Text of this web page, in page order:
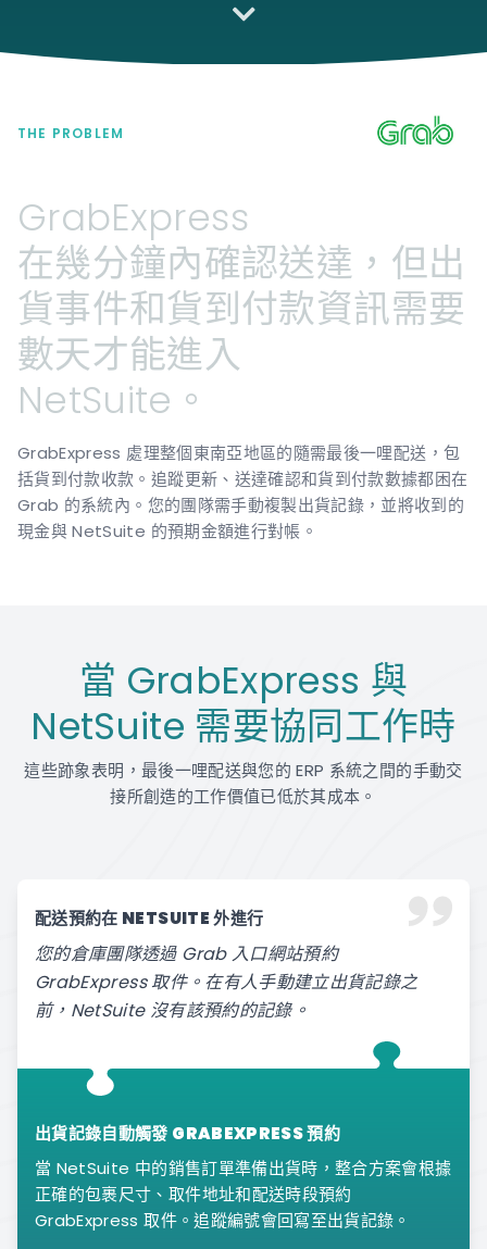
THE PROBLEM
GrabExpress
在幾分鐘內確認送達，但出
貨事件和貨到付款資訊需要
數天才能進入
NetSuite。
GrabExpress 處理整個東南亞地區的隨需最後一哩配送，包
括貨到付款收款。追蹤更新、送達確認和貨到付款數據都困在
Grab 的系統內。您的團隊需手動複製出貨記錄，並將收到的
現金與 NetSuite 的預期金額進行對帳。
當 GrabExpress 與
NetSuite 需要協同工作時
這些跡象表明，最後一哩配送與您的 ERP 系統之間的手動交
接所創造的工作價值已低於其成本。
配送預約在 NETSUITE 外進行
您的倉庫團隊透過 Grab 入口網站預約
GrabExpress 取件。在有人手動建立出貨記錄之
前，NetSuite 沒有該預約的記錄。
出貨記錄自動觸發 GRABEXPRESS 預約
當 NetSuite 中的銷售訂單準備出貨時，整合方案會根據
正確的包裹尺寸、取件地址和配送時段預約
GrabExpress 取件。追蹤編號會回寫至出貨記錄。